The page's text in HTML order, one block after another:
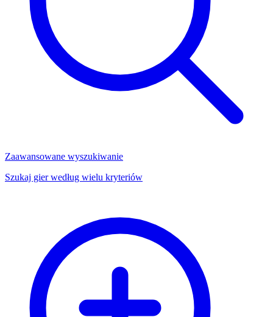
Zaawansowane wyszukiwanie
Szukaj gier według wielu kryteriów